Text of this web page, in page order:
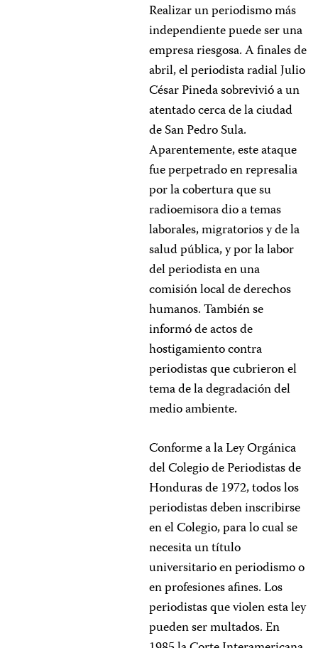
Realizar un periodismo más
independiente puede ser una
empresa riesgosa. A finales de
abril, el periodista radial Julio
César Pineda sobrevivió a un
atentado cerca de la ciudad
de San Pedro Sula.
Aparentemente, este ataque
fue perpetrado en represalia
por la cobertura que su
radioemisora dio a temas
laborales, migratorios y de la
salud pública, y por la labor
del periodista en una
comisión local de derechos
humanos. También se
informó de actos de
hostigamiento contra
periodistas que cubrieron el
tema de la degradación del
medio ambiente.
Conforme a la Ley Orgánica
del Colegio de Periodistas de
Honduras de 1972, todos los
periodistas deben inscribirse
en el Colegio, para lo cual se
necesita un título
universitario en periodismo o
en profesiones afines. Los
periodistas que violen esta ley
pueden ser multados. En